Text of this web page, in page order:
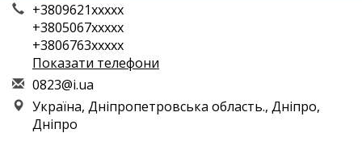
+3809621xxxxx
+3805067xxxxx
+3806763xxxxx
Показати телефони
0823@i.ua
Україна, Дніпропетровська область., Дніпро,
Дніпро